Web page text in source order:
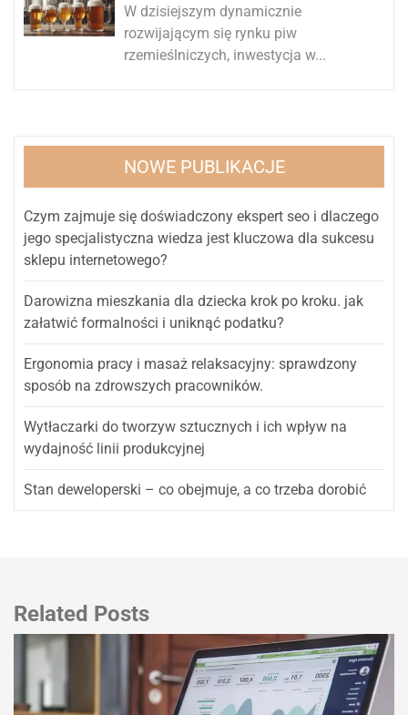
W dzisiejszym dynamicznie
rozwijającym się rynku piw
rzemieślniczych, inwestycja w...
NOWE PUBLIKACJE
Czym zajmuje się doświadczony ekspert seo i dlaczego
jego specjalistyczna wiedza jest kluczowa dla sukcesu
sklepu internetowego?
Darowizna mieszkania dla dziecka krok po kroku. jak
załatwić formalności i uniknąć podatku?
Ergonomia pracy i masaż relaksacyjny: sprawdzony
sposób na zdrowszych pracowników.
Wytłaczarki do tworzyw sztucznych i ich wpływ na
wydajność linii produkcyjnej
Stan deweloperski – co obejmuje, a co trzeba dorobić
Related Posts